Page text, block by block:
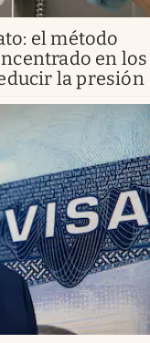
el método
en los
la presión